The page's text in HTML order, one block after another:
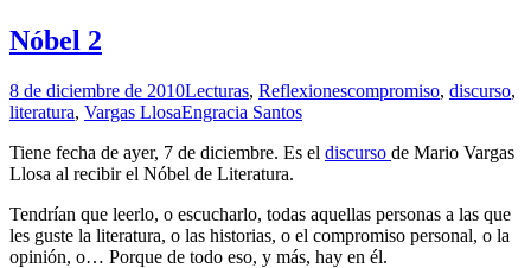
Nóbel 2
8 de diciembre de 2010Lecturas, Reflexionescompromiso, discurso,
literatura, Vargas LlosaEngracia Santos
Tiene fecha de ayer, 7 de diciembre. Es el discurso de Mario Vargas
Llosa al recibir el Nóbel de Literatura.
Tendrían que leerlo, o escucharlo, todas aquellas personas a las que
les guste la literatura, o las historias, o el compromiso personal, o la
opinión, o… Porque de todo eso, y más, hay en él.